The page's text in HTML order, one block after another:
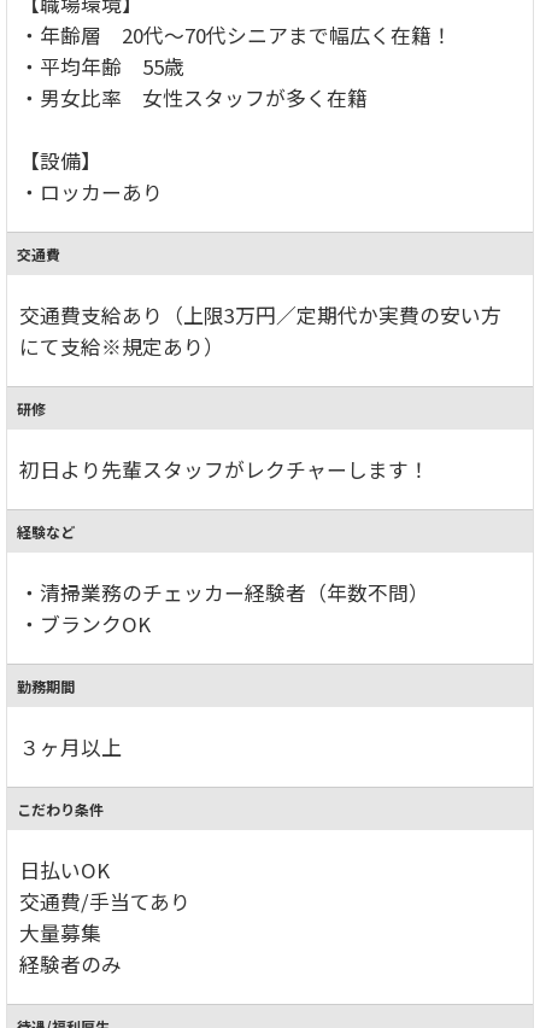
・年齢層 20代～70代シニアまで幅広く在籍！
・平均年齢 55歳
・男女比率 女性スタッフが多く在籍
【設備】
・ロッカーあり
交通費
交通費支給あり（上限3万円／定期代か実費の安い方
にて支給※規定あり）
研修
初日より先輩スタッフがレクチャーします！
経験など
・清掃業務のチェッカー経験者（年数不問）
・ブランクOK
勤務期間
３ヶ月以上
こだわり条件
日払いOK
交通費/手当てあり
大量募集
経験者のみ